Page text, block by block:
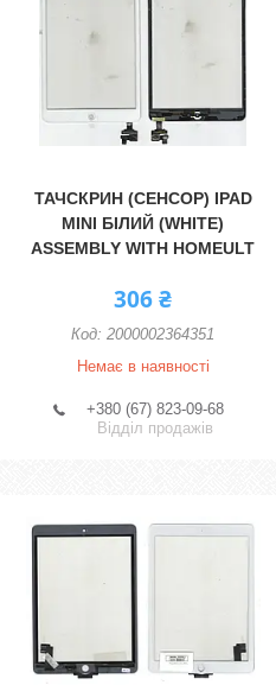
ТАЧСКРИН (СЕНСОР) IPAD
MINI БІЛИЙ (WHITE)
ASSEMBLY WITH HOMEULT
306 ₴
2000002364351
Немає в наявності
+380 (67) 823-09-68
Відділ продажів